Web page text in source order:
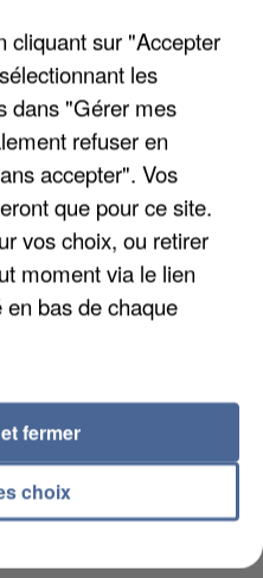
EMPORTÉE PAR UNE
SAVOIE
cliquant sur "Accepter
les
dans "Gérer mes
refuser en
accepter". Vos
que pour ce site.
vos choix, ou retirer
moment via le lien
bas de chaque
choix
fermer